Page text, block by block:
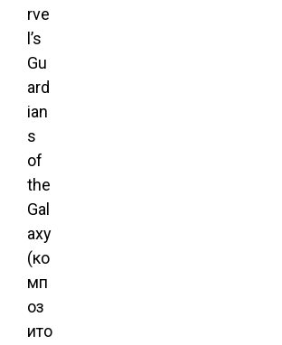
rve
l’s
Gu
ard
ian
s
of
the
Gal
axy
(ко
мп
оз
ито